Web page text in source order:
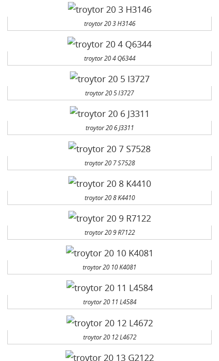
troytor 20 3 H3146
troytor 20 4 Q6344
troytor 20 5 I3727
troytor 20 6 J3311
troytor 20 7 S7528
troytor 20 8 K4410
troytor 20 9 R7122
troytor 20 10 K4081
troytor 20 11 L4584
troytor 20 12 L4672